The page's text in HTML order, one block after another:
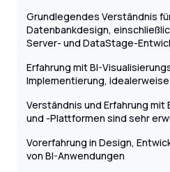
Grundlegendes Verständnis
Datenbankdesign,
Server- und DataStage-
Erfahrung mit BI-
Implementierung,
Verständnis und Erfahrung
und -Plattformen sind sehr
Vorerfahrung in Design,
von BI-Anwendungen